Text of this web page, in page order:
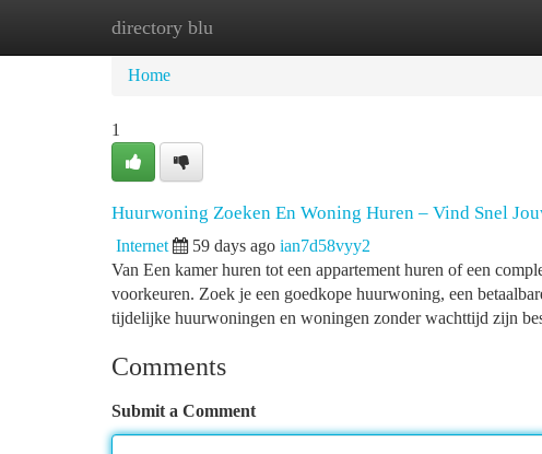
directory blu
Home
Home
1
Huurwoning Zoeken En Woning Huren – Vind Snel
Internet 59 days ago ian7d58vyy2
Van Een kamer huren tot een appartement huren of een
voorkeuren. Zoek je een goedkope huurwoning, een
tijdelijke huurwoningen en woningen zonder wachttijd zijn
Comments
Submit a Comment